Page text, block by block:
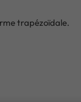
trapézoïdale.